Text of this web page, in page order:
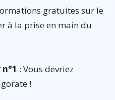
gratuites sur le
à la prise en main du
: Vous devriez
!